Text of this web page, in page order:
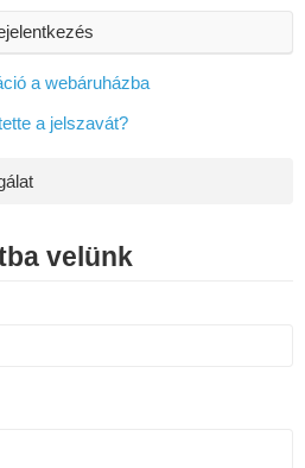
a webáruházba
a jelszavát?
velünk